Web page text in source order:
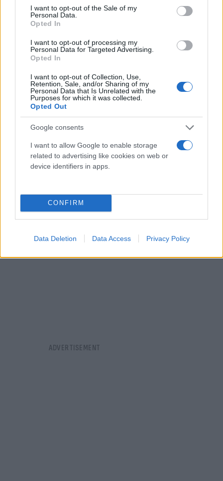
consent section.
I want to opt-out of the Sale of my
Personal Data.
Opted In
I want to opt-out of processing my
Personal Data for Targeted Advertising.
Opted In
I want to opt-out of Collection, Use,
Retention, Sale, and/or Sharing of my
Personal Data that Is Unrelated with the
Purposes for which it was collected.
Opted Out
Google consents
I want to allow Google to enable storage
related to advertising like cookies on web or
device identifiers in apps.
CONFIRM
Data Deletion Data Access Privacy Policy
«αλλοδαποί». Ένα σκούτερ εντοπίστηκε μετά τη
φυγή τους.
Σειρά διαρρήξεων
Σε ανάρτησή του στο X το μουσείο, το οποίο
υποδέχθηκε σχεδόν 9 εκατομμύρια επισκέπτες το
2024 –εκ των οποίων το 80% ήταν αλλοδαποί–,
ανακοίνωσε ότι θα παραμείνει κλειστό την Κυριακή
«για εξαιρετικούς λόγους». Η διεύθυνση του
μουσείου διευκρίνισε στο AFP ότι στόχος είναι «η
διατήρηση αποδεικτικών στοιχείων για την